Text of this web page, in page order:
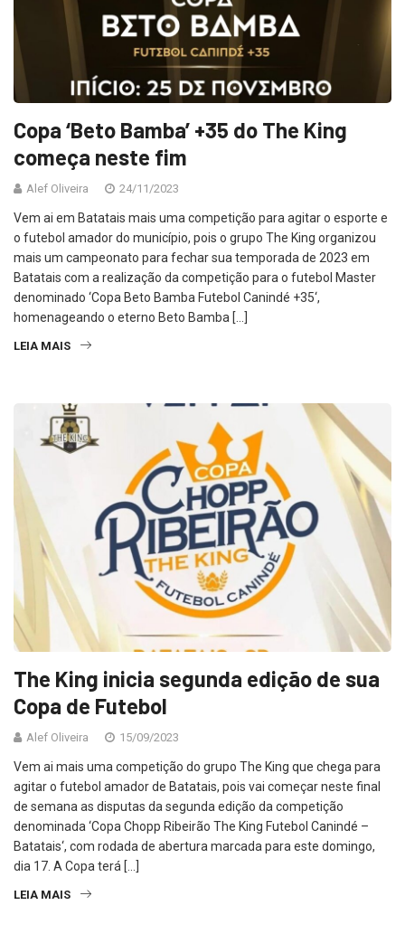
Copa ‘Beto Bamba’ +35 do The King
começa neste fim
Alef Oliveira 24/11/2023
Vem ai em Batatais mais uma competição para agitar o esporte e
o futebol amador do município, pois o grupo The King organizou
mais um campeonato para fechar sua temporada de 2023 em
Batatais com a realização da competição para o futebol Master
denominado ‘Copa Beto Bamba Futebol Canindé +35‘,
homenageando o eterno Beto Bamba […]
LEIA MAIS
The King inicia segunda edição de sua
Copa de Futebol
Alef Oliveira 15/09/2023
Vem ai mais uma competição do grupo The King que chega para
agitar o futebol amador de Batatais, pois vai começar neste final
de semana as disputas da segunda edição da competição
denominada ‘Copa Chopp Ribeirão The King Futebol Canindé –
Batatais‘, com rodada de abertura marcada para este domingo,
dia 17. A Copa terá […]
LEIA MAIS